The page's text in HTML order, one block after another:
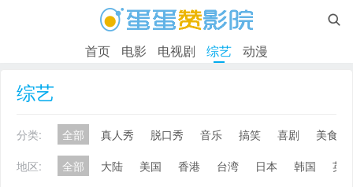

首页 电影 电视剧 综艺 动漫
综艺
分类: 全部 真人秀 脱口秀 音乐 搞笑 喜剧
美食
地区:
全部 大陆 美国 香港 台湾 日本 韩国
英